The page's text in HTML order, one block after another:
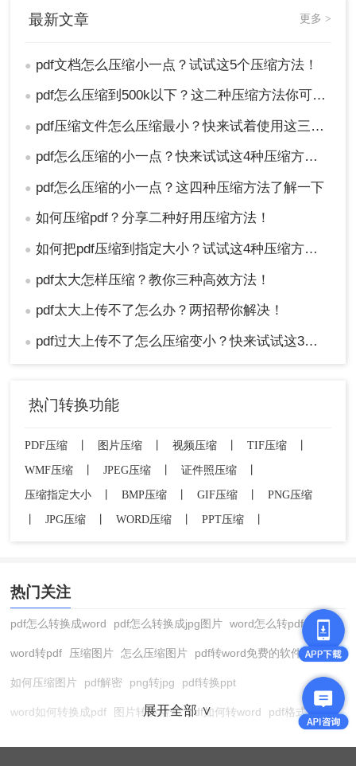
最新文章 更多 >
● pdf文档怎么压缩小一点？试试这5个压缩方法！
● pdf怎么压缩到500k以下？这二种压缩方法你可以轻松学会！
● pdf压缩文件怎么压缩最小？快来试着使用这三种压缩方法！
● pdf怎么压缩的小一点？快来试试这4种压缩方法！
● pdf怎么压缩的小一点？这四种压缩方法了解一下
● 如何压缩pdf？分享二种好用压缩方法！
● 如何把pdf压缩到指定大小？试试这4种压缩方法！
● pdf太大怎样压缩？教你三种高效方法！
● pdf太大上传不了怎么办？两招帮你解决！
● pdf过大上传不了怎么压缩变小？快来试试这3种压缩方法！
热门转换功能
PDF压缩 图片压缩 视频压缩 TIF压缩
WMF压缩
JPEG压缩 证件照压缩
压缩指定大小
BMP压缩 GIF压缩
PNG压缩
JPG压缩 WORD压缩 PPT压缩
热门关注
pdf怎么转换成word pdf怎么转换成jpg图片 word怎么转pdf
word转pdf 压缩图片 怎么压缩图片 pdf转word免费的软件
如何压缩图片 pdf解密 png转jpg pdf转换ppt
word如何转换成pdf 图片转换格式 pdf如何转word pdf格式转换
展开全部 ∨